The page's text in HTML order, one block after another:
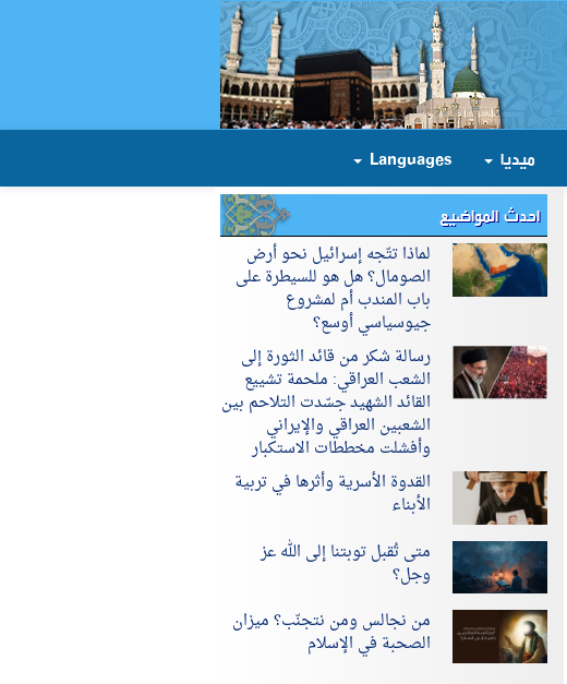
ميديا Languages
احدث المواضيع
لماذا تتّجه إسرائيل نحو أرض
الصومال؟ هل هو للسيطرة على
باب المندب أم لمشروع
جيوسياسي أوسع؟
رسالة شكر من قائد الثورة إلى
الشعب العراقي: ملحمة تشييع
القائد الشهيد جسّدت التلاحم بين
الشعبين العراقي والإيراني
وأفشلت مخططات الاستكبار
القدوة الأسرية وأثرها في تربية
الأبناء
متى تُقبل توبتنا إلى الله عز
وجل؟
من نجالس ومن نتجنّب؟ ميزان
الصحبة في الإسلام